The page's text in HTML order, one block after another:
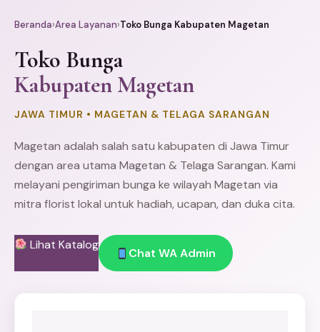
Beranda›Area Layanan›Toko Bunga Kabupaten Magetan
Toko Bunga
Kabupaten Magetan
JAWA TIMUR • MAGETAN & TELAGA SARANGAN
Magetan adalah salah satu kabupaten di Jawa Timur
dengan area utama Magetan & Telaga Sarangan. Kami
melayani pengiriman bunga ke wilayah Magetan via
mitra florist lokal untuk hadiah, ucapan, dan duka cita.
Lihat Katalog
Chat WA Admin